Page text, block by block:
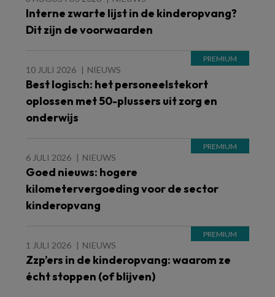
Interne zwarte lijst in de kinderopvang?
Dit zijn de voorwaarden
10 JULI 2026 NIEUWS
Best logisch: het personeelstekort
oplossen met 50-plussers uit zorg en
onderwijs
6 JULI 2026 NIEUWS
Goed nieuws: hogere
kilometervergoeding voor de sector
kinderopvang
1 JULI 2026 NIEUWS
Zzp’ers in de kinderopvang: waarom ze
écht stoppen (of blijven)